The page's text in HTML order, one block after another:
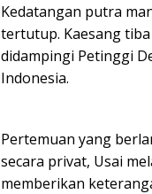
Kedatangan putra
tertutup. Kaesang
didampingi Petinggi
Indonesia.
Pertemuan yang
secara privat, Usai
memberikan